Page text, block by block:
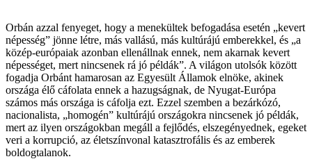
Orbán azzal fenyeget, hogy a menekültek befogadása esetén „kevert
népesség” jönne létre, más vallású, más kultúrájú emberekkel, és „a
közép-európaiak azonban ellenállnak ennek, nem akarnak kevert
népességet, mert nincsenek rá jó példák”. A világon utolsók között
fogadja Orbánt hamarosan az Egyesült Államok elnöke, akinek
országa élő cáfolata ennek a hazugságnak, de Nyugat-Európa
számos más országa is cáfolja ezt. Ezzel szemben a bezárkózó,
nacionalista, „homogén” kultúrájú országokra nincsenek jó példák,
mert az ilyen országokban megáll a fejlődés, elszegényednek, egeket
veri a korrupció, az életszínvonal katasztrofális és az emberek
boldogtalanok.